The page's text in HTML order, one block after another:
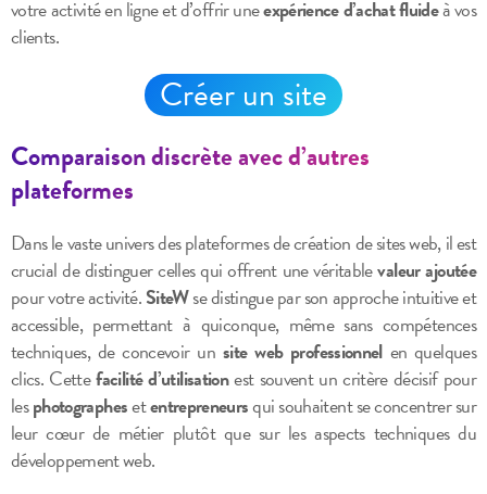
votre activité en ligne et d’offrir uneexpérience d’achat fluideà vos
clients.
Créer un site
Comparaison discrète avec d’autres
plateformes
Dans le vaste univers des plateformes de création de sites web, il est
crucial de distinguer celles qui offrent une véritablevaleur ajoutée
pour votre activité.SiteWse distingue par son approche intuitive et
accessible, permettant à quiconque, même sans compétences
techniques, de concevoir un site web professionnelen quelques
clics. Cettefacilité d’utilisationest souvent un critère décisif pour
lesphotographesetentrepreneursqui souhaitent se concentrer sur
leur cœur de métier plutôt que sur les aspects techniques du
développement web.